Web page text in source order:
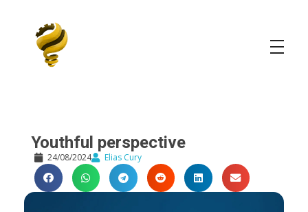
Youthful perspective
24/08/2024 Elias Cury